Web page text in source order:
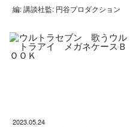
編: 講談社監: 円谷プロダクション
2023.05.24